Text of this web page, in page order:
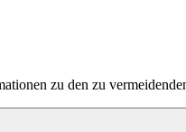
zu den zu